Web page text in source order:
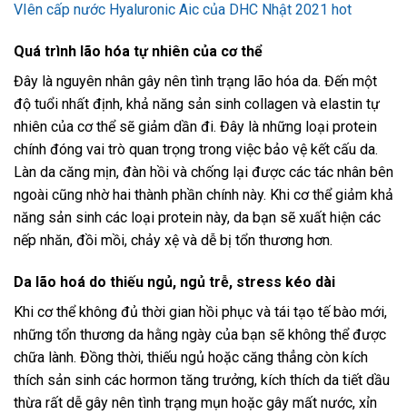
VIên cấp nước Hyaluronic Aic của DHC Nhật 2021 hot
Quá trình lão hóa tự nhiên của cơ thể
Đây là nguyên nhân gây nên tình trạng lão hóa da. Đến một
độ tuổi nhất định, khả năng sản sinh collagen và elastin tự
nhiên của cơ thể sẽ giảm dần đi. Đây là những loại protein
chính đóng vai trò quan trọng trong việc bảo vệ kết cấu da.
Làn da căng mịn, đàn hồi và chống lại được các tác nhân bên
ngoài cũng nhờ hai thành phần chính này. Khi cơ thể giảm khả
năng sản sinh các loại protein này, da bạn sẽ xuất hiện các
nếp nhăn, đồi mồi, chảy xệ và dễ bị tổn thương hơn.
Da lão hoá do thiếu ngủ, ngủ trễ, stress kéo dài
Khi cơ thể không đủ thời gian hồi phục và tái tạo tế bào mới,
những tổn thương da hằng ngày của bạn sẽ không thể được
chữa lành. Đồng thời, thiếu ngủ hoặc căng thẳng còn kích
thích sản sinh các hormon tăng trưởng, kích thích da tiết dầu
thừa rất dễ gây nên tình trạng mụn hoặc gây mất nước, xỉn